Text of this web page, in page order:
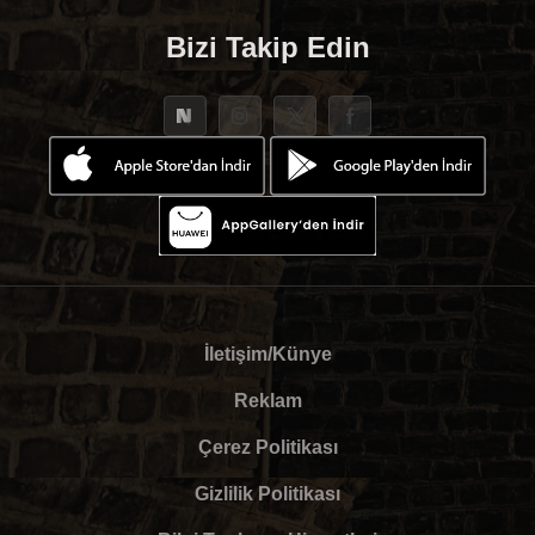
Bizi Takip Edin
İletişim/Künye
Reklam
Çerez Politikası
Gizlilik Politikası